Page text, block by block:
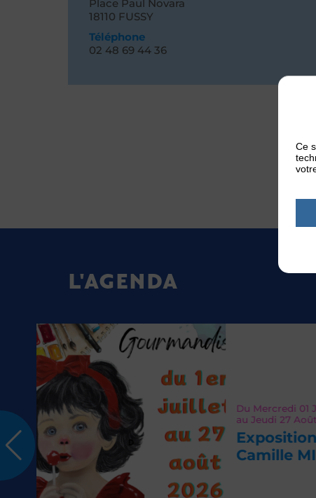
Place Paul Novara
18110 FUSSY
Téléphone
02 48 69 44 36
L'AGENDA
Du Mercredi 01 Juil 2026
Août 2026
Exposition de l’atelier
Camille MIDROUILLET
Ce